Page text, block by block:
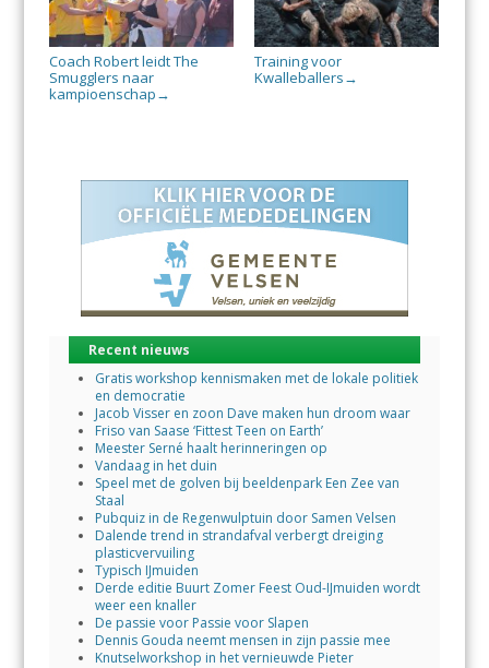
Coach Robert leidt The
Smugglers naar
kampioenschap →
Training voor
Kwalleballers →
Recent nieuws
Gratis workshop kennismaken met de lokale politiek
en democratie
Jacob Visser en zoon Dave maken hun droom waar
Friso van Saase ‘Fittest Teen on Earth’
Meester Serné haalt herinneringen op
Vandaag in het duin
Speel met de golven bij beeldenpark Een Zee van
Staal
Pubquiz in de Regenwulptuin door Samen Velsen
Dalende trend in strandafval verbergt dreiging
plasticvervuiling
Typisch IJmuiden
Derde editie Buurt Zomer Feest Oud-IJmuiden wordt
weer een knaller
De passie voor Passie voor Slapen
Dennis Gouda neemt mensen in zijn passie mee
Knutselworkshop in het vernieuwde Pieter